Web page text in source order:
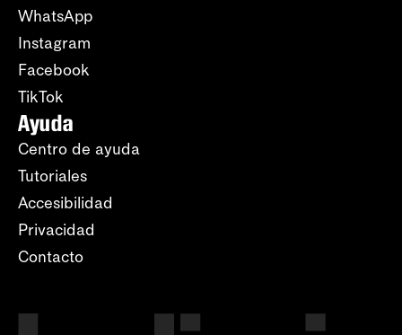
WhatsApp
Instagram
Facebook
TikTok
Ayuda
Centro de ayuda
Tutoriales
Accesibilidad
Privacidad
Contacto